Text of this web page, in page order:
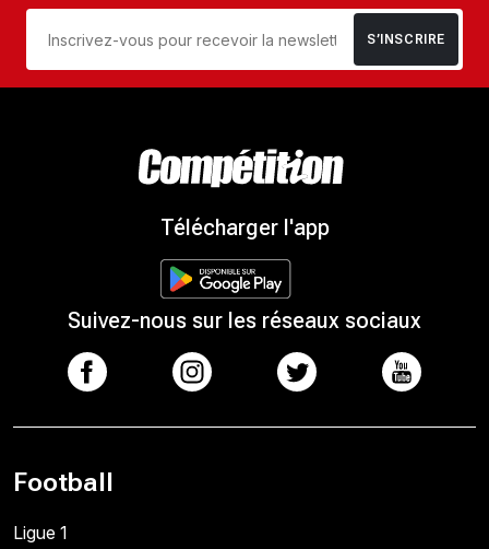
S’INSCRIRE
Télécharger l'app
Suivez-nous sur les réseaux sociaux
Football
Ligue 1